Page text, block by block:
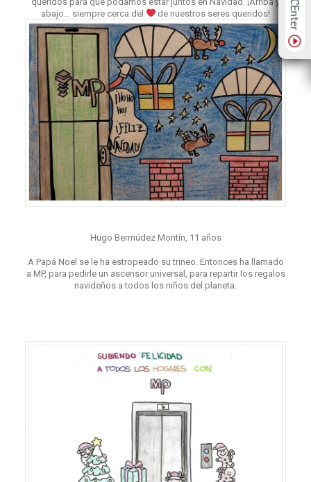
abajo… siempre cerca del
de nuestros seres queridos!
Hugo Bermúdez Montín, 11 años
A Papá Noel se le ha estropeado su trineo. Entonces ha llamado
a MP, para pedirle un ascensor universal, para repartir los regalos
navideños a todos los niños del planeta.